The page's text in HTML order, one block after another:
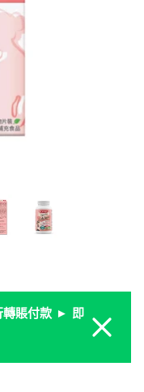
賬付款 ► 即 Dismiss